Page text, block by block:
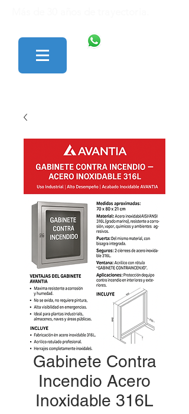
Gabinete Contra
Incendio Acero
Inoxidable 316L